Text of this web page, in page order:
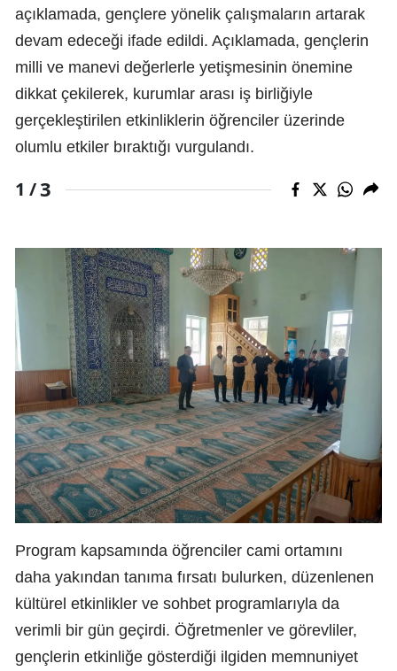
açıklamada, gençlere yönelik çalışmaların artarak
devam edeceği ifade edildi. Açıklamada, gençlerin
milli ve manevi değerlerle yetişmesinin önemine
dikkat çekilerek, kurumlar arası iş birliğiyle
gerçekleştirilen etkinliklerin öğrenciler üzerinde
olumlu etkiler bıraktığı vurgulandı.
1 /3
Program kapsamında öğrenciler cami ortamını
daha yakından tanıma fırsatı bulurken, düzenlenen
kültürel etkinlikler ve sohbet programlarıyla da
verimli bir gün geçirdi. Öğretmenler ve görevliler,
gençlerin etkinliğe gösterdiği ilgiden memnuniyet